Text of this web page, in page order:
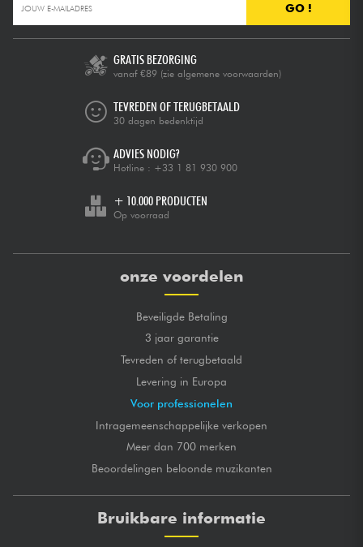
GO !
GRATIS BEZORGING
vanaf €89 (zie algemene voorwaarden)
TEVREDEN OF TERUGBETAALD
30 dagen bedenktijd
ADVIES NODIG?
Hotline : +33 1 81 930 900
+ 10.000 PRODUCTEN
Op voorraad
onze voordelen
Beveiligde Betaling
3 jaar garantie
Tevreden of terugbetaald
Levering in Europa
Voor professionelen
Intragemeenschappelijke verkopen
Meer dan 700 merken
Beoordelingen beloonde muzikanten
Bruikbare informatie